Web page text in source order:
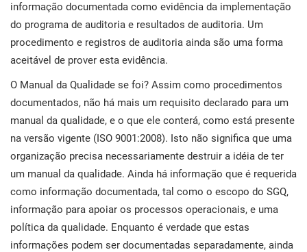
informação documentada como evidência da implementação
do programa de auditoria e resultados de auditoria. Um
procedimento e registros de auditoria ainda são uma forma
aceitável de prover esta evidência.
O Manual da Qualidade se foi? Assim como procedimentos
documentados, não há mais um requisito declarado para um
manual da qualidade, e o que ele conterá, como está presente
na versão vigente (ISO 9001:2008). Isto não significa que uma
organização precisa necessariamente destruir a idéia de ter
um manual da qualidade. Ainda há informação que é requerida
como informação documentada, tal como o escopo do SGQ,
informação para apoiar os processos operacionais, e uma
política da qualidade. Enquanto é verdade que estas
informações podem ser documentadas separadamente, ainda